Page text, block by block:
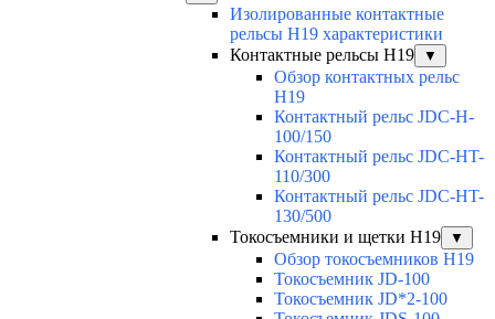
Изолированные контактные
рельсы Н19 характеристики
Контактные рельсы H19
▼
Обзор контактных рельс
H19
Контактный рельс JDC-H-
100/150
Контактный рельс JDC-HT-
110/300
Контактный рельс JDC-HT-
130/500
Токосъемники и щетки H19
▼
Обзор токосъемников H19
Токосъемник JD-100
Токосъемник JD*2-100